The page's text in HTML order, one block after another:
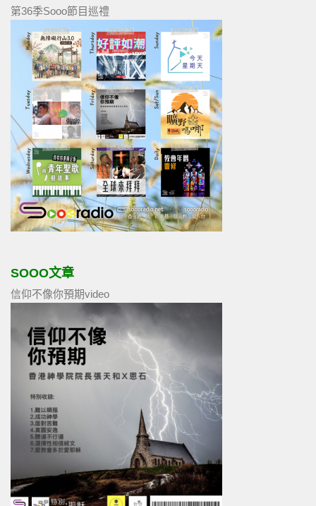
第36季Sooo節目巡禮
SOOO文章
信仰不像你預期video